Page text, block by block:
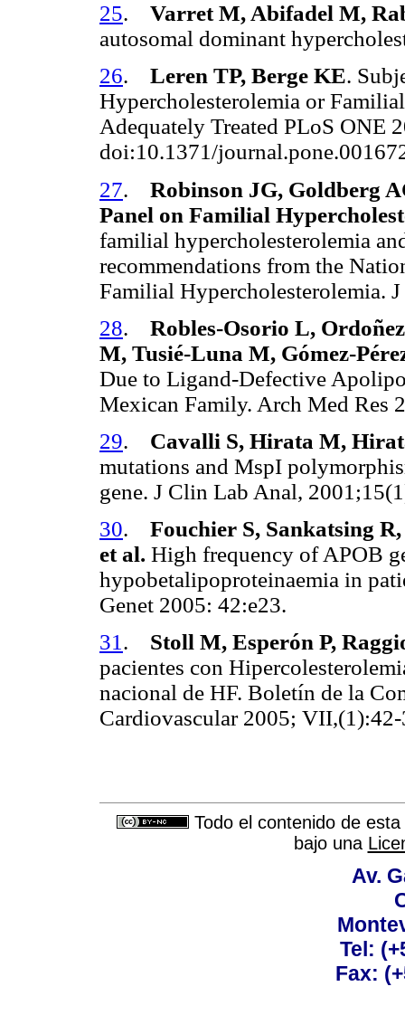
25. Varret M, Abifadel M,
autosomal dominant
26. Leren TP, Berge KE.
Hypercholesterolemia or
Adequately Treated PLoS ONE
doi:10.1371/
27. Robinson JG, Goldberg
Panel on Familial
familial hypercholesterolemia
recommendations from the
Familial
28. Robles-Osorio L,
M, Tusié-Luna M, Gómez-
Due to Ligand-Defective
Mexican Family. Arch Med Res
29. Cavalli S, Hirata M,
mutations and MspI
gene. J Clin Lab Anal,
30. Fouchier S, Sankatsing
et al. High frequency of APOB
hypobetalipoproteinaemia in
Genet 2005: 42:e23.
31. Stoll M, Esperón P,
pacientes con
nacional de HF. Boletín de la
Cardiovascular 2005;
Todo el contenido de
bajo una
Av.
Tel:
Fax: